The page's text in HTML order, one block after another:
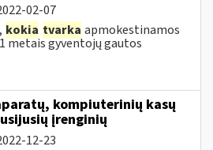
02-07
kokia tvarka apmokestinamos
metais gyventojų gautos
kompiuterinių kasų
įrenginių
12-23